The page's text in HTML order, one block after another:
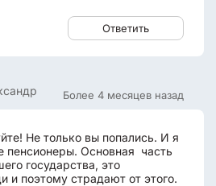
Ответить
Более 4 месяцев назад
Не только вы попались. И я
пенсионеры. Основная часть
государства, это
и поэтому страдают от этого.